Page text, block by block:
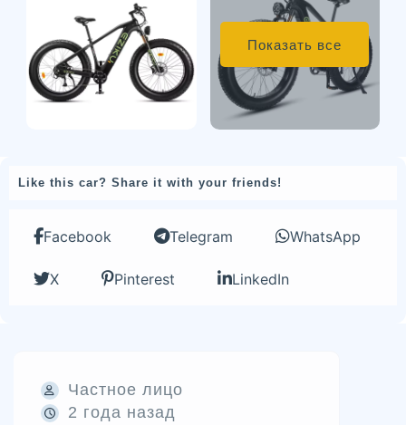
Показать все
Like this car? Share it with your friends!
Facebook Telegram WhatsApp
X Pinterest LinkedIn
Частное лицо
2 года назад